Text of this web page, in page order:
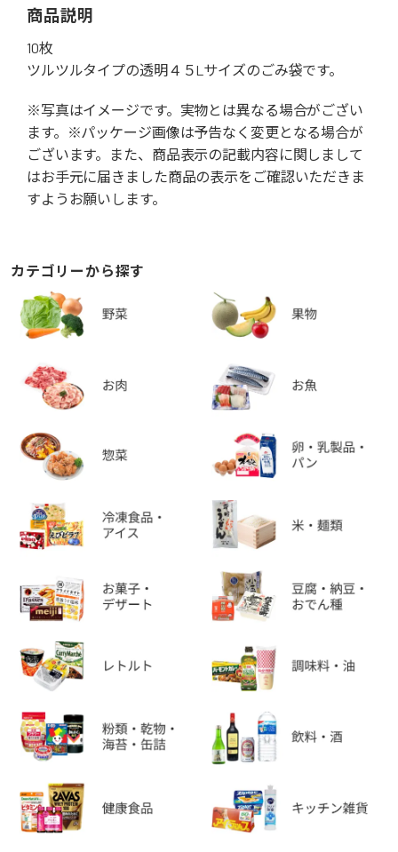
商品説明
10枚
ツルツルタイプの透明４５Lサイズのごみ袋です。
※写真はイメージです。実物とは異なる場合がござい
ます。※パッケージ画像は予告なく変更となる場合が
ございます。また、商品表示の記載内容に関しまして
はお手元に届きました商品の表示をご確認いただきま
すようお願いします。
カテゴリーから探す